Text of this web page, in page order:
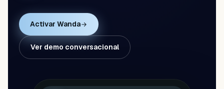
Activar Wanda
Ver demo conversacional